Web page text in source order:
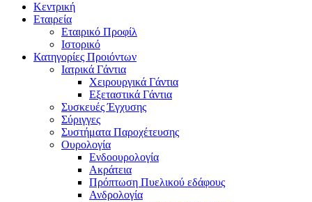
Κεντρική
Εταιρεία
Εταιρικό Προφίλ
Ιστορικό
Κατηγορίες Προιόντων
Ιατρικά Γάντια
Χειρουργικά Γάντια
Εξεταστικά Γάντια
Συσκευές Έγχυσης
Σύριγγες
Συστήματα Παροχέτευσης
Ουρολογία
Ενδοουρολογία
Ακράτεια
Πρόπτωση Πυελικού εδάφους
Ανδρολογία